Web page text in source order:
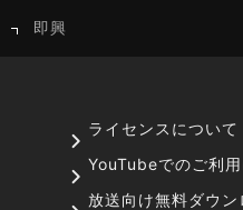
即興
ライセンスについて
YouTubeでのご利
放送向け無料ダウ